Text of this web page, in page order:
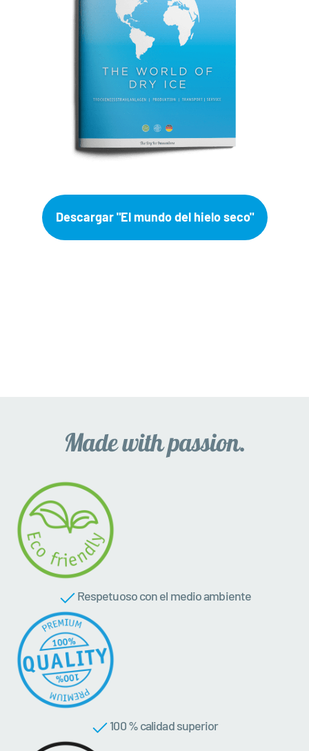
Descargar "El mundo del hielo seco"
Respetuoso con el medio ambiente
100 % calidad superior